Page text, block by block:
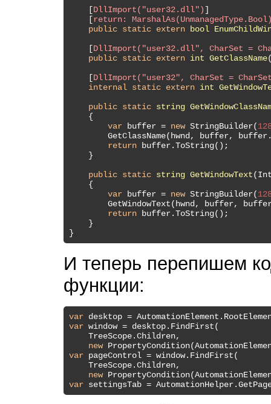
    [
DllImport( "user32.dll")]
    [
return:
public static extern bool
    [
DllImport( "user32.dll", CharSet =
public static extern int GetClassName
    [
DllImport( "user32", CharSet =
internal static extern int
public static string
    {
var buffer = new StringBuilder(
GetClassName(hwnd, buffer,
return buffer.ToString();
    }
public static string GetWindowText(
    {
var buffer = new StringBuilder(
GetWindowText(hwnd, buffer,
return buffer.ToString();
    }
И теперь перепишем
функции:
var
var window = desktop.FindFirst(
    TreeScope.Children,
new
var pageControl = window.FindFirst(
    TreeScope.Children,
new
var settingsTab =